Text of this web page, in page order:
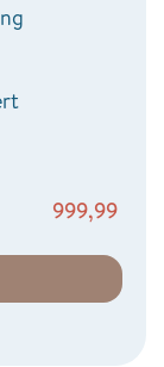
999,99